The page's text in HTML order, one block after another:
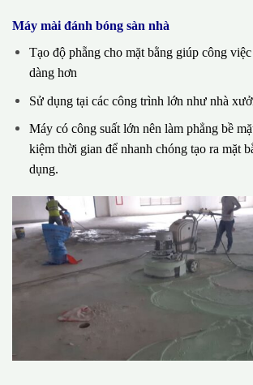
Máy mài đánh bóng sàn nhà
Tạo độ phẵng cho mặt bằng giúp công
dàng hơn
Sử dụng tại các công trình lớn như nhà
Máy có công suất lớn nên làm phẳng bề
kiệm thời gian để nhanh chóng tạo ra mặt
dụng.